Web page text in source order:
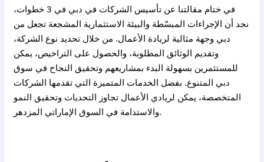
في ختام مقالتنا عن تأسيس الشركات في دبي في 3 خطوات،
نجد أن الإجراءات المبسّطة والبيئة الاستثمارية المشجعة تجعل من
دبي وجهة مثالية لريادة الأعمال. من خلال تحديد نوع الشركة،
وتقديم الوثائق المطلوبة، والحصول على التراخيص، يمكن
للمستثمرين بسهولة البدء بمشاريعهم وتحقيق النجاح في سوق
دبي المتنوع. بفضل الخدمات المتميزة التي تقدمها الشركات
المتخصصة، يمكن لريادي الأعمال تجاوز التحديات وتحقيق النمو
والاستدامة في السوق الإماراتي المزدهر.